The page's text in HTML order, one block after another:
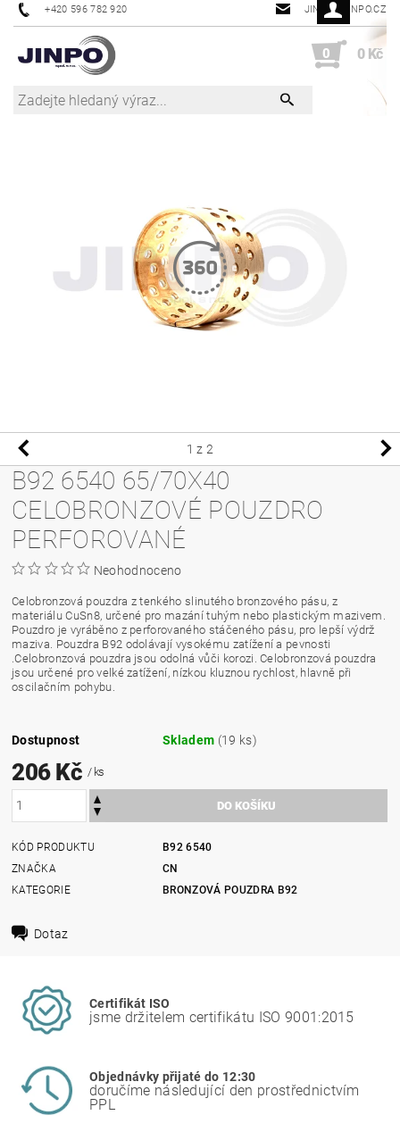
+420 596 782 920 JINPO@JINPO.CZ
0 0 Kč
1 z 2
B92 6540 65/70X40
CELOBRONZOVÉ POUZDRO
PERFOROVANÉ
Neohodnoceno
Celobronzová pouzdra z tenkého slinutého bronzového pásu, z
materiálu CuSn8, určené pro mazání tuhým nebo plastickým mazivem.
Pouzdro je vyráběno z perforovaného stáčeného pásu, pro lepší výdrž
maziva. Pouzdra B92 odolávají vysokému zatížení a pevnosti
.Celobronzová pouzdra jsou odolná vůči korozi. Celobronzová pouzdra
jsou určené pro velké zatížení, nízkou kluznou rychlost, hlavně při
oscilačním pohybu.
Dostupnost Skladem (19 ks)
206 Kč / ks
KÓD PRODUKTU
B92 6540
ZNAČKA
CN
KATEGORIE
BRONZOVÁ POUZDRA B92
Dotaz
Certifikát ISO
jsme držitelem certifikátu ISO 9001:2015
Objednávky přijaté do 12:30
doručíme následující den prostřednictvím
PPL